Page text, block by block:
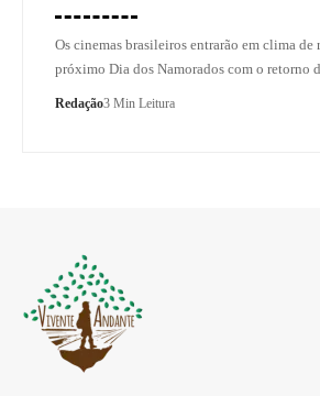
Os cinemas brasileiros entrarão em clima de
próximo Dia dos Namorados com o retorno
Redação3 Min Leitura